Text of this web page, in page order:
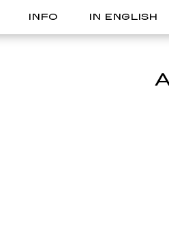
INFO IN ENGLISH